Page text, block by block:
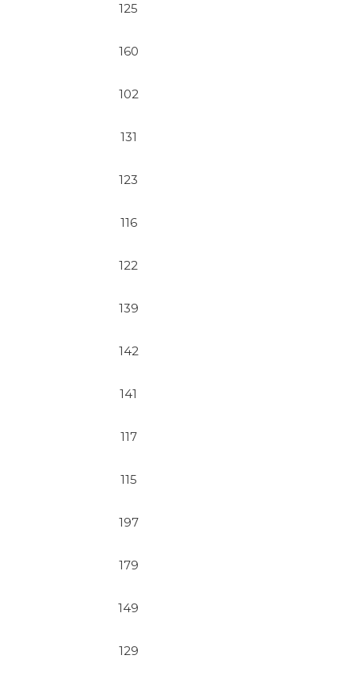
125
160
102
131
123
116
122
139
142
141
117
115
197
179
149
129